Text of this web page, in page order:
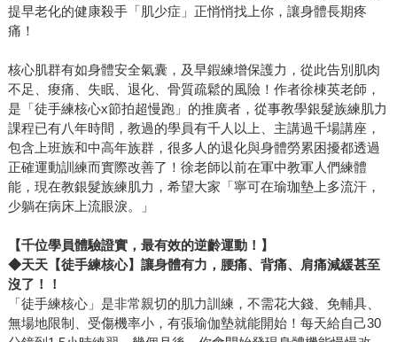
提早老化的健康殺手「肌少症」正悄悄找上你，讓身體長期疼
痛！
核心肌群有如身體安全氣囊，及早鍜練增保護力，從此告別肌肉
不足、痠痛、失眠、退化、骨質疏鬆的風險！作者徐棟英老師，
是「徒手練核心x節拍超慢跑」的推廣者，從事教學銀髮族練肌力
課程已有八年時間，教過的學員有千人以上、主講過千場講座，
包含上班族和中高年族群，很多人的退化與身體勞累困擾都透過
正確運動訓練而實際改善了！徐老師以前在軍中教軍人們練體
能，現在教銀髮族練肌力，希望大家「寧可在瑜珈墊上多流汗，
少躺在病床上流眼淚。」
【千位學員體驗證實，最有效的逆齡運動！】
◆天天【徒手練核心】讓身體有力，腰痛、背痛、肩痛減緩甚至
沒了！！
「徒手練核心」是非常親切的肌力訓練，不需花大錢、免輔具、
無場地限制、受傷機率小，有張瑜伽墊就能開始！每天給自己30